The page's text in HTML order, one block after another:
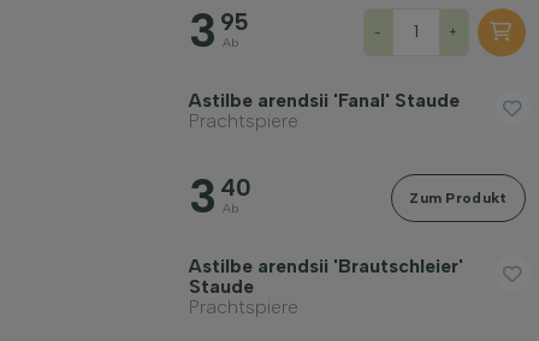
3 95
Ab
- +
Astilbe arendsii 'Fanal' Staude
Prachtspiere
3 40
Ab
Zum Produkt
Astilbe arendsii 'Brautschleier'
Staude
Prachtspiere